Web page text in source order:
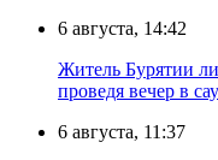
6 августа, 14:42
Житель Бурятии
проведя вечер в
6 августа, 11:37